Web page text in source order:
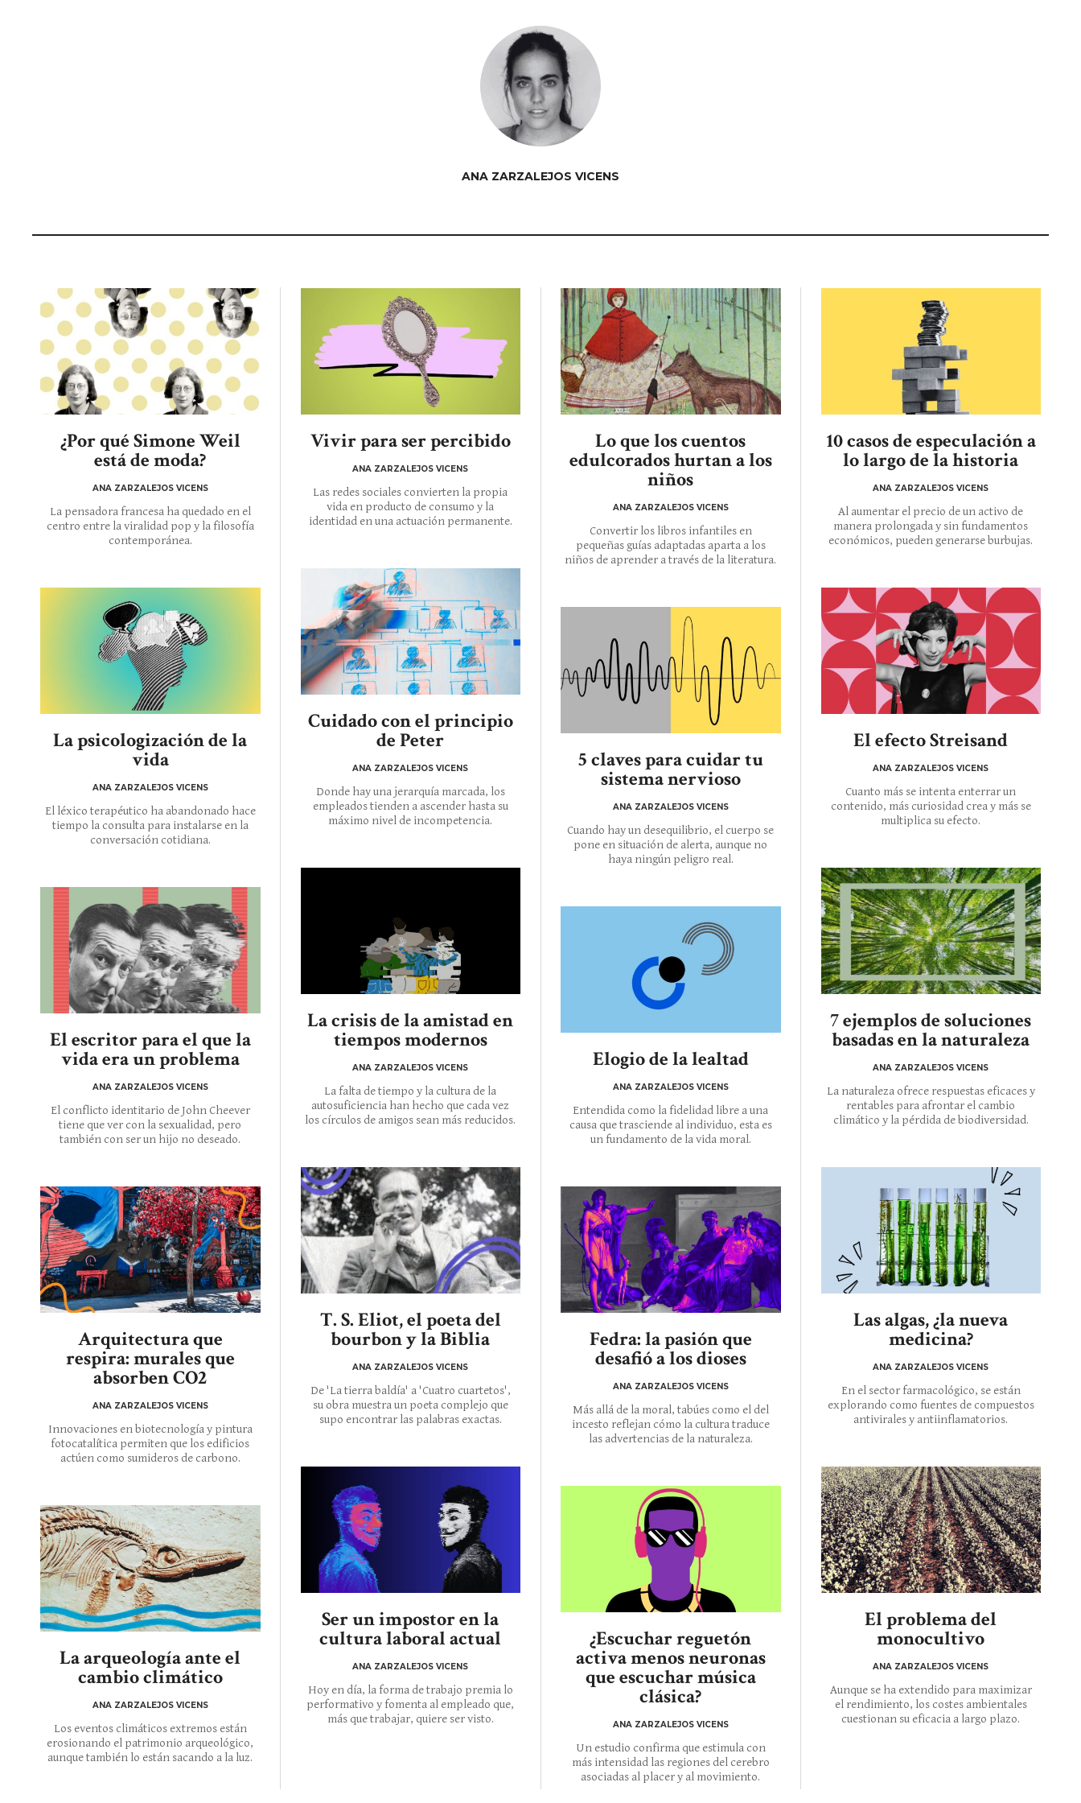
ANA ZARZALEJOS VICENS
¿Por qué Simone Weil
está de moda?
ANA ZARZALEJOS VICENS
La pensadora francesa ha quedado en el
centro entre la viralidad pop y la filosofía
contemporánea.
La psicologización de la
vida
ANA ZARZALEJOS VICENS
El léxico terapéutico ha abandonado hace
tiempo la consulta para instalarse en la
conversación cotidiana.
El escritor para el que la
vida era un problema
ANA ZARZALEJOS VICENS
El conflicto identitario de John Cheever
tiene que ver con la sexualidad, pero
también con ser un hijo no deseado.
Arquitectura que
respira: murales que
absorben CO2
ANA ZARZALEJOS VICENS
Innovaciones en biotecnología y pintura
fotocatalítica permiten que los edificios
actúen como sumideros de carbono.
La arqueología ante el
cambio climático
ANA ZARZALEJOS VICENS
Los eventos climáticos extremos están
erosionando el patrimonio arqueológico,
aunque también lo están sacando a la luz.
Vivir para ser percibido
ANA ZARZALEJOS VICENS
Las redes sociales convierten la propia
vida en producto de consumo y la
identidad en una actuación permanente.
Cuidado con el principio
de Peter
ANA ZARZALEJOS VICENS
Donde hay una jerarquía marcada, los
empleados tienden a ascender hasta su
máximo nivel de incompetencia.
La crisis de la amistad en
tiempos modernos
ANA ZARZALEJOS VICENS
La falta de tiempo y la cultura de la
autosuficiencia han hecho que cada vez
los círculos de amigos sean más reducidos.
T. S. Eliot, el poeta del
bourbon y la Biblia
ANA ZARZALEJOS VICENS
De 'La tierra baldía' a 'Cuatro cuartetos',
su obra muestra un poeta complejo que
supo encontrar las palabras exactas.
Ser un impostor en la
cultura laboral actual
ANA ZARZALEJOS VICENS
Hoy en día, la forma de trabajo premia lo
performativo y fomenta al empleado que,
más que trabajar, quiere ser visto.
Lo que los cuentos
edulcorados hurtan a los
niños
ANA ZARZALEJOS VICENS
Convertir los libros infantiles en
pequeñas guías adaptadas aparta a los
niños de aprender a través de la literatura.
5 claves para cuidar tu
sistema nervioso
ANA ZARZALEJOS VICENS
Cuando hay un desequilibrio, el cuerpo se
pone en situación de alerta, aunque no
haya ningún peligro real.
Elogio de la lealtad
ANA ZARZALEJOS VICENS
Entendida como la fidelidad libre a una
causa que trasciende al individuo, esta es
un fundamento de la vida moral.
Fedra: la pasión que
desafió a los dioses
ANA ZARZALEJOS VICENS
Más allá de la moral, tabúes como el del
incesto reflejan cómo la cultura traduce
las advertencias de la naturaleza.
¿Escuchar reguetón
activa menos neuronas
que escuchar música
clásica?
ANA ZARZALEJOS VICENS
Un estudio confirma que estimula con
más intensidad las regiones del cerebro
asociadas al placer y al movimiento.
10 casos de especulación a
lo largo de la historia
ANA ZARZALEJOS VICENS
Al aumentar el precio de un activo de
manera prolongada y sin fundamentos
económicos, pueden generarse burbujas.
El efecto Streisand
ANA ZARZALEJOS VICENS
Cuanto más se intenta enterrar un
contenido, más curiosidad crea y más se
multiplica su efecto.
7 ejemplos de soluciones
basadas en la naturaleza
ANA ZARZALEJOS VICENS
La naturaleza ofrece respuestas eficaces y
rentables para afrontar el cambio
climático y la pérdida de biodiversidad.
Las algas, ¿la nueva
medicina?
ANA ZARZALEJOS VICENS
En el sector farmacológico, se están
explorando como fuentes de compuestos
antivirales y antiinflamatorios.
El problema del
monocultivo
ANA ZARZALEJOS VICENS
Aunque se ha extendido para maximizar
el rendimiento, los costes ambientales
cuestionan su eficacia a largo plazo.